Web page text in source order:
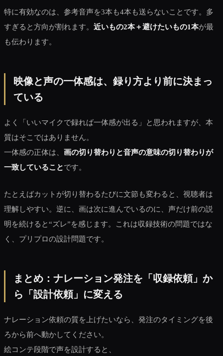
特に有効なのは、参考音声を3本も4本も送らないことです。多
すぎると方向が割れます。 近いもの2本＋避けたいもの1本が最
も伝わります。
映像と声の一体感は、録り方より前に決まっ
ている
よく「いいマイクで録れば一体感が出る」と思われますが、本
質はそこではありません。
一体感の正体は、 画の切り替わりと音声の意味の切り替わりが
一致していることです。
たとえばカットが切り替わるたびに文節も変わると、視聴者は
理解しやすい。逆に、画は次に進んでいるのに、声だけ前の説
明を続けると“ズレ”を感じます。これは収録技術の問題ではな
く、プリプロの設計問題です。
まとめ：ナレーション発注を「収録依頼」か
ら「設計依頼」に変える
ナレーション依頼の質を上げたいなら、発注のタイミングを後
ろから前へ動かしてください。
絵コンテ段階で声を設計すると、